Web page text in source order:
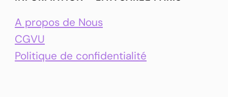
A propos de Nous
CGVU
Politique de confidentialité